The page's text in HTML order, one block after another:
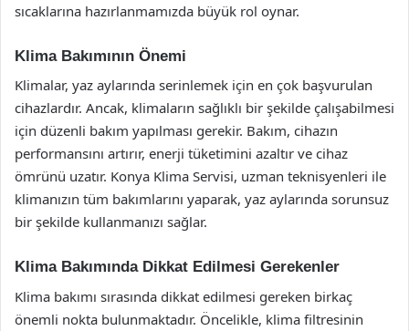
sıcaklarına hazırlanmamızda büyük rol oynar.
Klima Bakımının Önemi
Klimalar, yaz aylarında serinlemek için en çok başvurulan
cihazlardır. Ancak, klimaların sağlıklı bir şekilde çalışabilmesi
için düzenli bakım yapılması gerekir. Bakım, cihazın
performansını artırır, enerji tüketimini azaltır ve cihaz
ömrünü uzatır. Konya Klima Servisi, uzman teknisyenleri ile
klimanızın tüm bakımlarını yaparak, yaz aylarında sorunsuz
bir şekilde kullanmanızı sağlar.
Klima Bakımında Dikkat Edilmesi Gerekenler
Klima bakımı sırasında dikkat edilmesi gereken birkaç
önemli nokta bulunmaktadır. Öncelikle, klima filtresinin